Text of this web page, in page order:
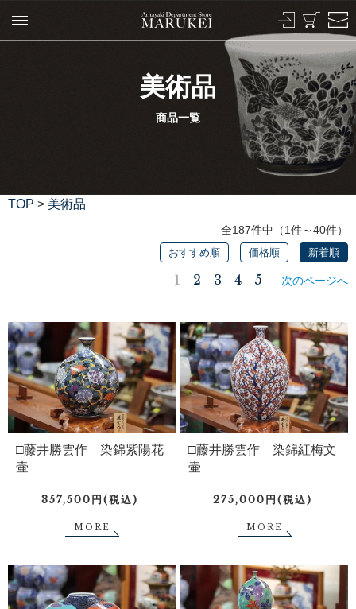
美術品
商品一覧
TOP > 美術品
全187件中（1件～40件）
おすすめ順 価格順 新着順
1 2 3 4 5 次のページへ
□藤井勝雲作 染錦紫陽花
壷
357,500円(税込)
MORE
□藤井勝雲作 染錦紅梅文
壷
275,000円(税込)
MORE